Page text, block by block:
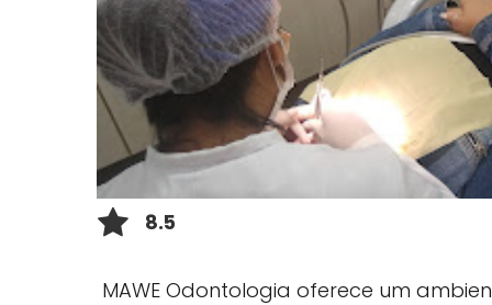
8.5
MAWE Odontologia oferece um